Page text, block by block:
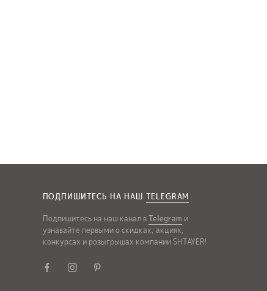
ПОДПИШИТЕСЬ НА НАШ TELEGRAM
Подпишитесь на наш канал вTelegram и
узнавайте первыми о скидках, акциях,
конкурсах и розыгрышах компании SHTAYER!